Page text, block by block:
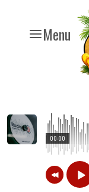
Menu
00:00